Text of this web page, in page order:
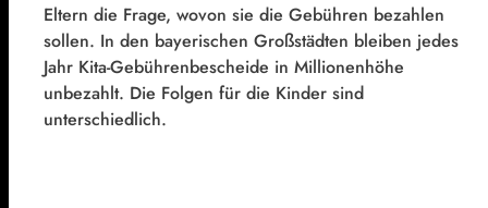
Eltern die Frage, wovon sie die Gebühren bezahlen
sollen. In den bayerischen Großstädten bleiben jedes
Jahr Kita-Gebührenbescheide in Millionenhöhe
unbezahlt. Die Folgen für die Kinder sind
unterschiedlich.